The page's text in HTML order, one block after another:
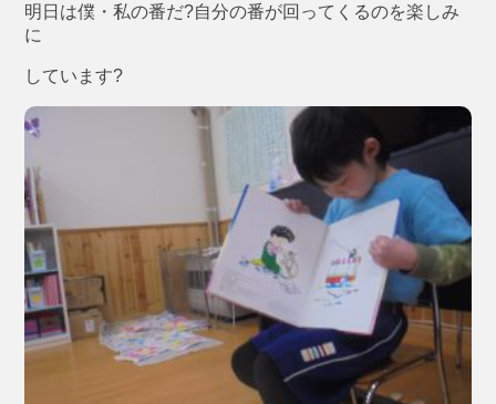
明日は僕・私の番だ?自分の番が回ってくるのを楽しみ
に
しています?